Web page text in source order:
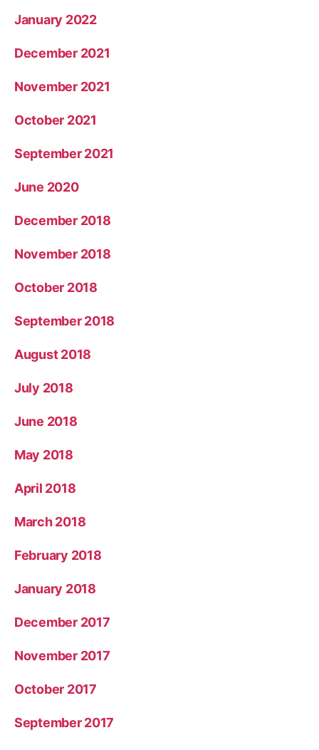
January 2022
December 2021
November 2021
October 2021
September 2021
June 2020
December 2018
November 2018
October 2018
September 2018
August 2018
July 2018
June 2018
May 2018
April 2018
March 2018
February 2018
January 2018
December 2017
November 2017
October 2017
September 2017